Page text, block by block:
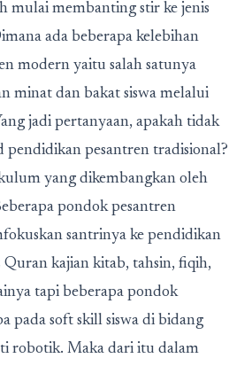
mulai membanting stir ke jenis
ada beberapa kelebihan
modern yaitu salah satunya
minat dan bakat siswa melalui
jadi pertanyaan, apakah tidak
pendidikan pesantren tradisional?
yang dikembangkan oleh
pondok pesantren
santrinya ke pendidikan
Quran kajian kitab, tahsin, fiqih,
tapi beberapa pondok
pada soft skill siswa di bidang
robotik. Maka dari itu dalam